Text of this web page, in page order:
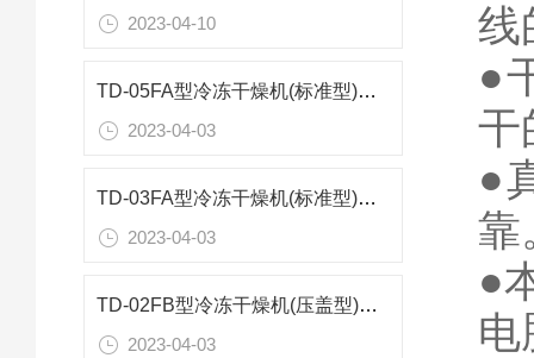
2023-04-10
TD-05FA型冷冻干燥机(标准型)技术参数
2023-04-03
TD-03FA型冷冻干燥机(标准型)技术参数
2023-04-03
TD-02FB型冷冻干燥机(压盖型)技术参数
2023-04-03
线
●
干
●
靠
●
电